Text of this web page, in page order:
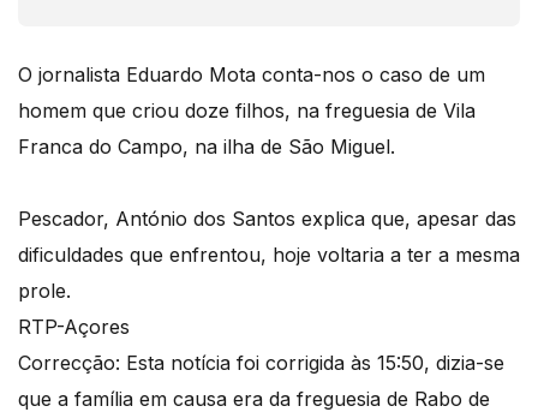
O jornalista Eduardo Mota conta-nos o caso de um
homem que criou doze filhos, na freguesia de Vila
Franca do Campo, na ilha de São Miguel.
Pescador, António dos Santos explica que, apesar das
dificuldades que enfrentou, hoje voltaria a ter a mesma
prole.
RTP-Açores
Correcção: Esta notícia foi corrigida às 15:50, dizia-se
que a família em causa era da freguesia de Rabo de